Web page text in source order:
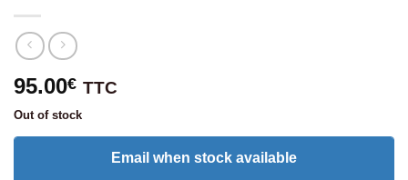
95.00€ TTC
Out of stock
Email when stock available